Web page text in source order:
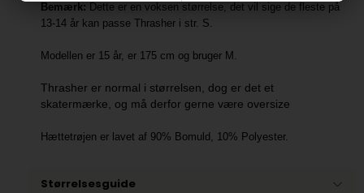
Bemærk: Dette er en voksen størrelse, det vil sige de fleste på
13-14 år kan passe Thrasher i str. S.
Modellen er 15 år, er 175 cm og bruger M.
Thrasher er normal i størrelsen, dog er det et
skatermærke, og må derfor gerne være oversize
Hættetrøjen er lavet af 90% Bomuld, 10% Polyester.
Størrelsesguide